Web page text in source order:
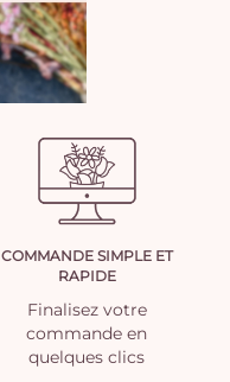
COMMANDE SIMPLE ET
RAPIDE
Finalisez votre
commande en
quelques clics